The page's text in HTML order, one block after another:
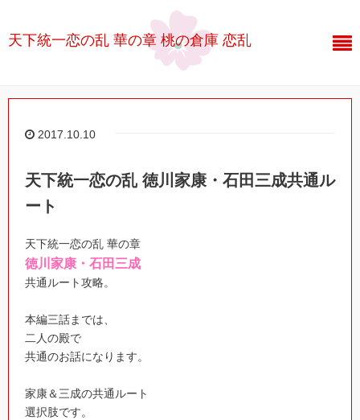
天下統一恋の乱 華の章 桃の倉庫 恋乱
2017.10.10
天下統一恋の乱 徳川家康・石田三成共通ル
ート
天下統一恋の乱 華の章
徳川家康・石田三成
共通ルート攻略。
本編三話までは、
二人の殿で
共通のお話になります。
家康＆三成の共通ルート
選択肢です。